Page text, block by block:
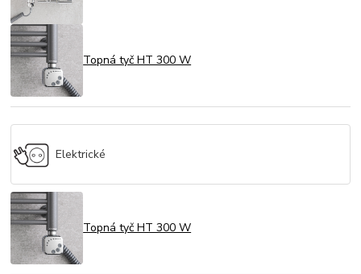
Topná tyč HT 300 W
Elektrické
Topná tyč HT 300 W